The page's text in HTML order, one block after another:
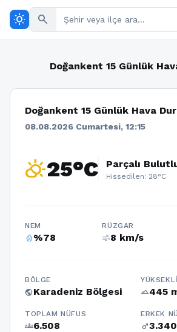
wb_sunny search
Doğankent 15 Günlük
Doğankent 15 Günlük Hava
08.08.2026 Cumartesi, 12:15
partly_cloudy_day25°C Parçalı
Hissedilen: 28°C
NEM
humidity_percentage%78
RÜZGAR
air8 km/s
BÖLGE
publicKaradeniz Bölgesi terrain445
TOPLAM NÜFUS
groups6.508
ERKEK
male3.340